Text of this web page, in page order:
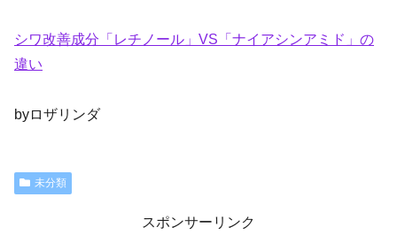
シワ改善成分「レチノール」VS「ナイアシンアミド」の
違い
byロザリンダ
未分類
スポンサーリンク